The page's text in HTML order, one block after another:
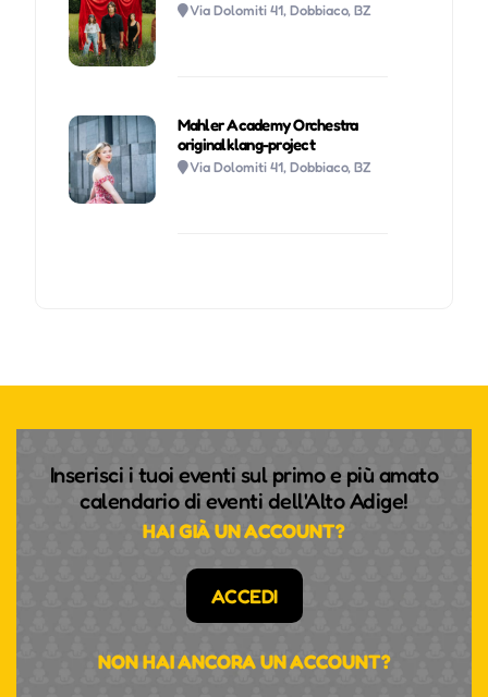
Via Dolomiti 41, Dobbiaco, BZ
Mahler Academy Orchestra
originalklang-project
Via Dolomiti 41, Dobbiaco, BZ
Inserisci i tuoi eventi sul primo e più amato
calendario di eventi dell'Alto Adige!
HAI GIÀ UN ACCOUNT?
ACCEDI
NON HAI ANCORA UN ACCOUNT?